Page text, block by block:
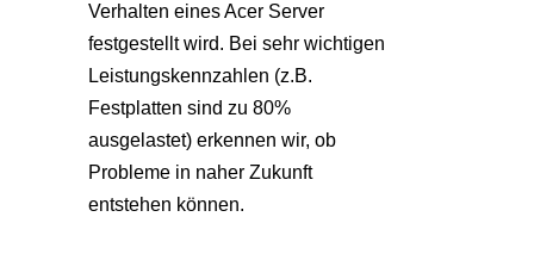
Verhalten eines Acer Server
festgestellt wird. Bei sehr wichtigen
Leistungskennzahlen (z.B.
Festplatten sind zu 80%
ausgelastet) erkennen wir, ob
Probleme in naher Zukunft
entstehen können.